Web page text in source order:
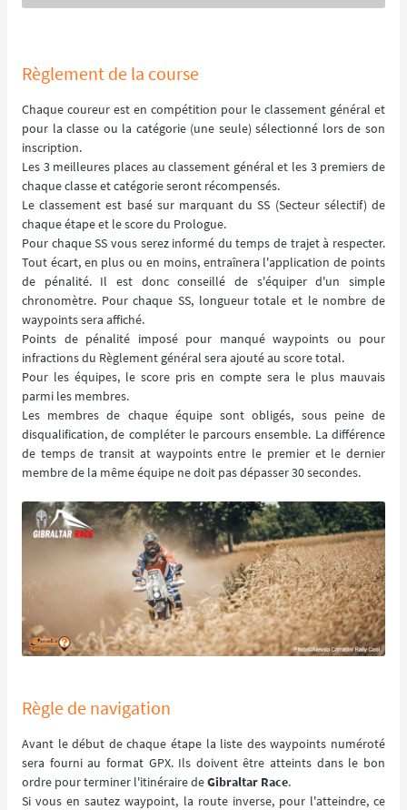
Règlement de la course
Chaque coureur est en compétition pour le classement général et
pour la classe ou la catégorie (une seule) sélectionné lors de son
inscription.
Les 3 meilleures places au classement général et les 3 premiers de
chaque classe et catégorie seront récompensés.
Le classement est basé sur marquant du SS (Secteur sélectif) de
chaque étape et le score du Prologue.
Pour chaque SS vous serez informé du temps de trajet à respecter.
Tout écart, en plus ou en moins, entraînera l'application de points
de pénalité. Il est donc conseillé de s'équiper d'un simple
chronomètre. Pour chaque SS, longueur totale et le nombre de
waypoints sera affiché.
Points de pénalité imposé pour manqué waypoints ou pour
infractions du Règlement général sera ajouté au score total.
Pour les équipes, le score pris en compte sera le plus mauvais
parmi les membres.
Les membres de chaque équipe sont obligés, sous peine de
disqualification, de compléter le parcours ensemble. La différence
de temps de transit at waypoints entre le premier et le dernier
membre de la même équipe ne doit pas dépasser 30 secondes.
Règle de navigation
Avant le début de chaque étape la liste des waypoints numéroté
sera fourni au format GPX. Ils doivent être atteints dans le bon
ordre pour terminer l'itinéraire deGibraltar Race.
Si vous en sautez waypoint, la route inverse, pour l'atteindre, ce